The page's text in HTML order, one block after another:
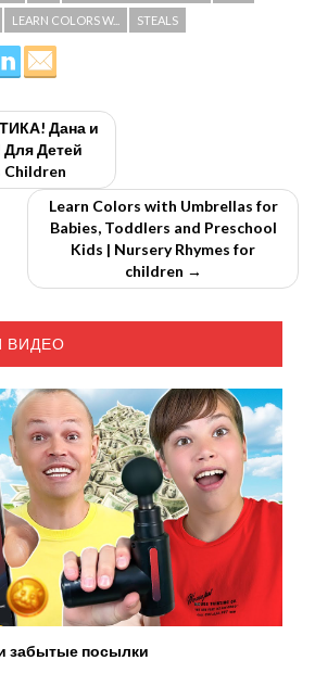
LEARN COLORS W... STEALS
Дана и
Для Детей
Children
Learn Colors with Umbrellas for
Babies, Toddlers and Preschool
Kids | Nursery Rhymes for
children →
ВИДЕО
забытые посылки